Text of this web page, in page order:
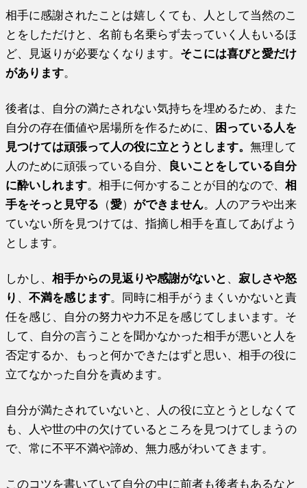
相手に感謝されたことは嬉しくても、人として当然のこ
とをしただけと、名前も名乗らず去っていく人もいるほ
ど、見返りが必要なくなります。 そこには喜びと愛だけ
があります。
後者は、自分の満たされない気持ちを埋めるため、また
自分の存在価値や居場所を作るために、
困っている人を
見つけては頑張って人の役に立とうとします。無理して
人のために頑張っている自分、
良いことをしている自分
に酔いしれます。相手に何かすることが目的なので、相
手をそっと見守る （愛）ができません。人のアラや出来
ていない所を見つけては、指摘し相手を直してあげよう
とします。
しかし、相手からの見返りや感謝がないと 、 寂しさや怒
り 、不満を感じます。同時に相手がうまくいかないと責
任を感じ、自分の努力や力不足を感じてしまいます。そ
して、自分の言うことを聞かなかった相手が悪いと人を
否定するか、もっと何かできたはずと思い、相手の役に
立てなかった自分を責めます。
自分が満たされていないと、人の役に立とうとしなくて
も、人や世の中の欠けているところを見つけてしまうの
で、常に不平不満や諦め、無力感がわいてきます。
このコツを書いていて自分の中に前者も後者もあるなと